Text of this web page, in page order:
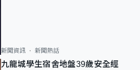
新聞資訊 新聞熱話
九龍城學生宿舍地盤39歲安全經